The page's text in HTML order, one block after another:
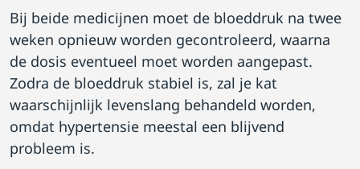
Bij beide medicijnen moet de bloeddruk na twee
weken opnieuw worden gecontroleerd, waarna
de dosis eventueel moet worden aangepast.
Zodra de bloeddruk stabiel is, zal je kat
waarschijnlijk levenslang behandeld worden,
omdat hypertensie meestal een blijvend
probleem is.